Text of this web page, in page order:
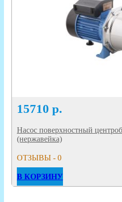
15710 р.
Насос поверхностный
(нержавейка)
ОТЗЫВЫ - 0
В КОРЗИНУ